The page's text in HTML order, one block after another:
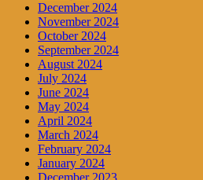
December 2024
November 2024
October 2024
September 2024
August 2024
July 2024
June 2024
May 2024
April 2024
March 2024
February 2024
January 2024